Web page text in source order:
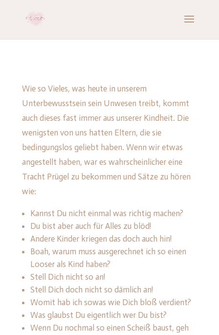
Wie so Vieles, was heute in unserem
Unterbewusstsein sein Unwesen treibt, kommt
auch dieses fast immer aus unserer Kindheit. Die
wenigsten von uns hatten Eltern, die sie
bedingungslos geliebt haben. Wenn wir etwas
angestellt haben, war es wahrscheinlicher eine
Tracht Prügel zu bekommen und Sätze zu hören
wie:
Kannst Du nicht einmal was richtig machen?
Du bist aber auch für Alles zu blöd!
Andere Kinder kriegen das doch auch hin!
Boah, warum muss ausgerechnet ich so einen
Looser als Kind haben?
Stell Dich nicht so an!
Stell Dich doch nicht so dämlich an!
Womit hab ich sowas wie Dich bloß verdient?
Was glaubst Du eigentlich wer Du bist?
Wenn Du nochmal so einen Scheiß baust, geh